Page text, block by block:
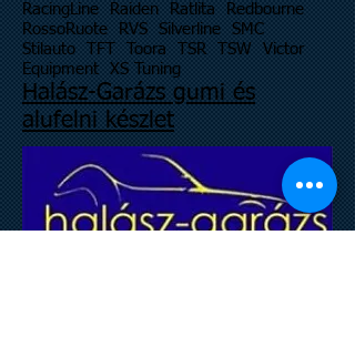
RacingLine Raiden Ratlita Redbourne
RossoRuote RVS Silverline SMC
Stilauto TFT Toora TSR TSW Victor
Equipment XS Tuning
Halász-Garázs gumi és
alufelni készlet